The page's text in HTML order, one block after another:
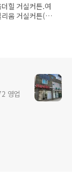
힐 거실커튼.여
움 거실커튼(진
영업